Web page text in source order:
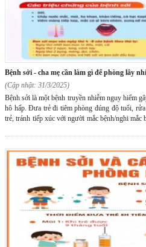
bệnh sởi - cha mẹ cần làm gì để phòng lây
(Cập nhật: 31/3/2025)
Bệnh sởi là một bệnh truyền nhiễm nguy hiểm
hô hấp. Đưa trẻ đi tiêm phòng đúng độ tuổi,
trẻ, tránh tiếp xúc với người mắc bệnh/nghi mắc